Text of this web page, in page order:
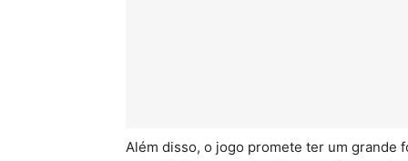
Além disso, o jogo promete ter um grande